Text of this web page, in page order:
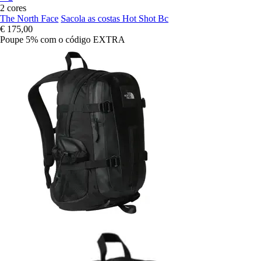
2 cores
The North Face Sacola as costas Hot Shot Bc
€ 175,00
Poupe 5% com o código EXTRA